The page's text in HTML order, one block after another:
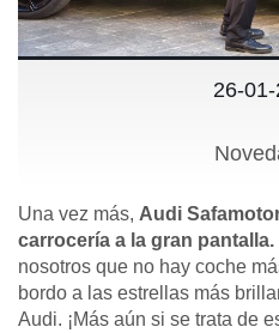
26-
Una vez más, Audi
carrocería a la gran pantalla.
nosotros que no hay coche
bordo a las estrellas más
Audi. ¡Más aún si se trata de